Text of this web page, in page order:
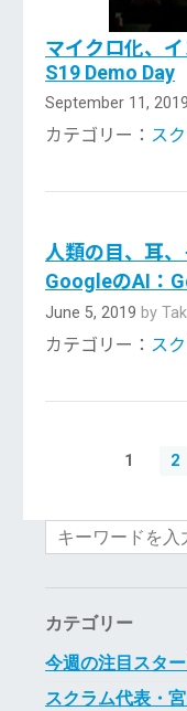
マイクロ化、
S19 Demo Day
September 11, 2019
カテゴリー： ス
人類の目、耳
GoogleのAI：
June 5, 2019 by
カテゴリー： ス
1 2
カテゴリー
今週の注目スタ
スクラム代表・